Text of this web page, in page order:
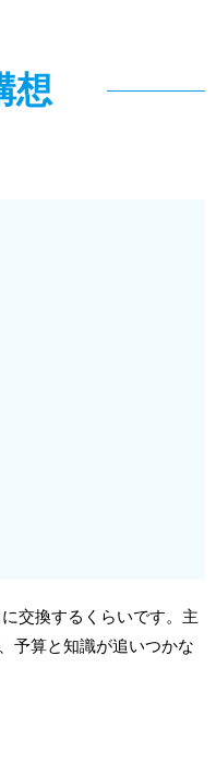
想
交換するくらいです。主
予算と知識が追いつかな